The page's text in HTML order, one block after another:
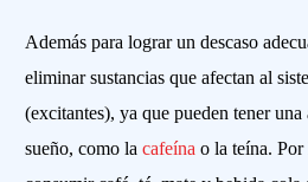
Además para lograr un descaso
eliminar sustancias que afectan al
(excitantes), ya que pueden tener
sueño, como lacafeínao la teína.